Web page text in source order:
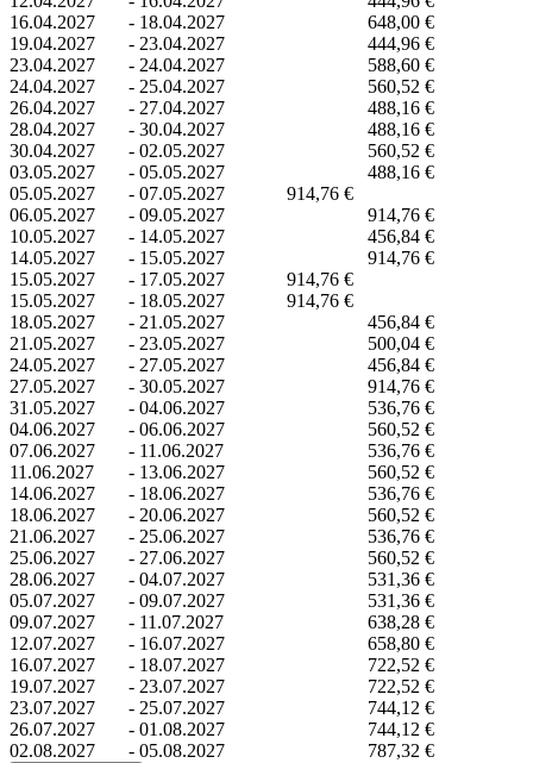
16.04.2027
- 18.04.2027
648,00 €
19.04.2027
- 23.04.2027
444,96 €
23.04.2027
- 24.04.2027
588,60 €
24.04.2027
- 25.04.2027
560,52 €
26.04.2027
- 27.04.2027
488,16 €
28.04.2027
- 30.04.2027
488,16 €
30.04.2027
- 02.05.2027
560,52 €
03.05.2027
- 05.05.2027
488,16 €
05.05.2027
- 07.05.2027
914,76 €
06.05.2027
- 09.05.2027
914,76 €
10.05.2027
- 14.05.2027
456,84 €
14.05.2027
- 15.05.2027
914,76 €
15.05.2027
- 17.05.2027
914,76 €
15.05.2027
- 18.05.2027
914,76 €
18.05.2027
- 21.05.2027
456,84 €
21.05.2027
- 23.05.2027
500,04 €
24.05.2027
- 27.05.2027
456,84 €
27.05.2027
- 30.05.2027
914,76 €
31.05.2027
- 04.06.2027
536,76 €
04.06.2027
- 06.06.2027
560,52 €
07.06.2027
- 11.06.2027
536,76 €
11.06.2027
- 13.06.2027
560,52 €
14.06.2027
- 18.06.2027
536,76 €
18.06.2027
- 20.06.2027
560,52 €
21.06.2027
- 25.06.2027
536,76 €
25.06.2027
- 27.06.2027
560,52 €
28.06.2027
- 04.07.2027
531,36 €
05.07.2027
- 09.07.2027
531,36 €
09.07.2027
- 11.07.2027
638,28 €
12.07.2027
- 16.07.2027
658,80 €
16.07.2027
- 18.07.2027
722,52 €
19.07.2027
- 23.07.2027
722,52 €
23.07.2027
- 25.07.2027
744,12 €
26.07.2027
- 01.08.2027
744,12 €
02.08.2027
- 05.08.2027 787,32 €